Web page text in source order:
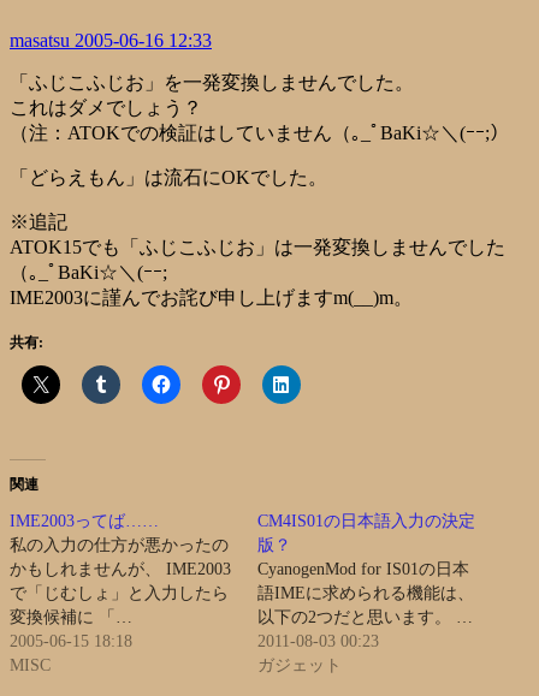
masatsu 2005-06-16 12:33
「ふじこふじお」を一発変換しませんでした。
これはダメでしょう？
（注：ATOKでの検証はしていません（｡_ﾟBaKi☆＼(ｰｰ;）
「どらえもん」は流石にOKでした。
※追記
ATOK15でも「ふじこふじお」は一発変換しませんでした
（｡_ﾟBaKi☆＼(ｰｰ;
IME2003に謹んでお詫び申し上げますm(__)m。
共有:
関連
IME2003ってば……
私の入力の仕方が悪かったの
かもしれませんが、 IME2003
で「じむしょ」と入力したら
変換候補に 「…
2005-06-15 18:18
MISC
CM4IS01の日本語入力の決定
版？
CyanogenMod for IS01の日本
語IMEに求められる機能は、
以下の2つだと思います。 …
2011-08-03 00:23
ガジェット